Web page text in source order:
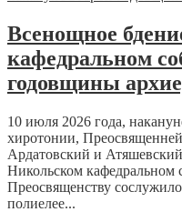
Всенощное
кафедральном
годовщины
10 июля 2026 года,
хиротонии,
Ардатовский и
Никольском кафедральном
Преосвященству
полиелее...